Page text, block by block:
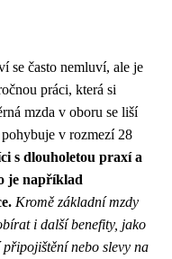
se často nemluví, ale je
práci, která si
mzda v oboru se liší
v rozmezí 28
s dlouholetou praxí a
je například
Kromě základní mzdy
i další benefity, jako
nebo slevy na